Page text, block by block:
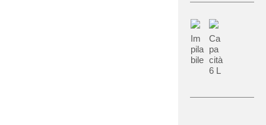
Im
pila
bile
Ca
pa
cità
6 L